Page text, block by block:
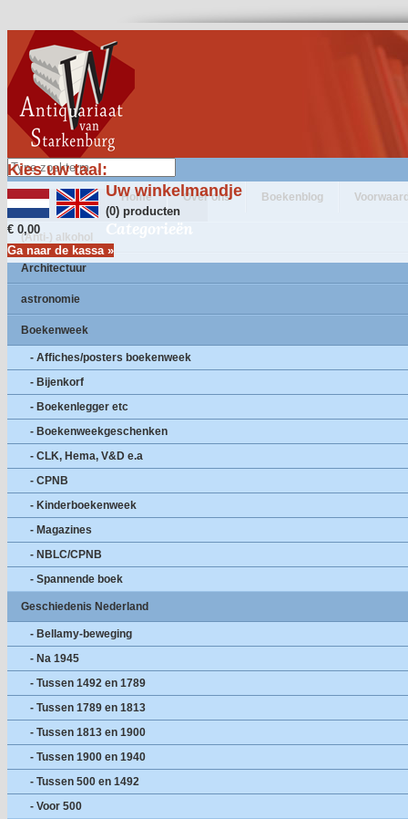
Kies uw taal:
Uw winkelmandje
(0) producten
€ 0,00
Ga naar de kassa »
Home Over ons Boekenblog
Categorieën
(Anti-) alkohol
Architectuur
astronomie
Boekenweek
- Affiches/posters boekenweek
- Bijenkorf
- Boekenlegger etc
- Boekenweekgeschenken
- CLK, Hema, V&D e.a
- CPNB
- Kinderboekenweek
- Magazines
- NBLC/CPNB
- Spannende boek
Geschiedenis Nederland
- Bellamy-beweging
- Na 1945
- Tussen 1492 en 1789
- Tussen 1789 en 1813
- Tussen 1813 en 1900
- Tussen 1900 en 1940
- Tussen 500 en 1492
- Voor 500